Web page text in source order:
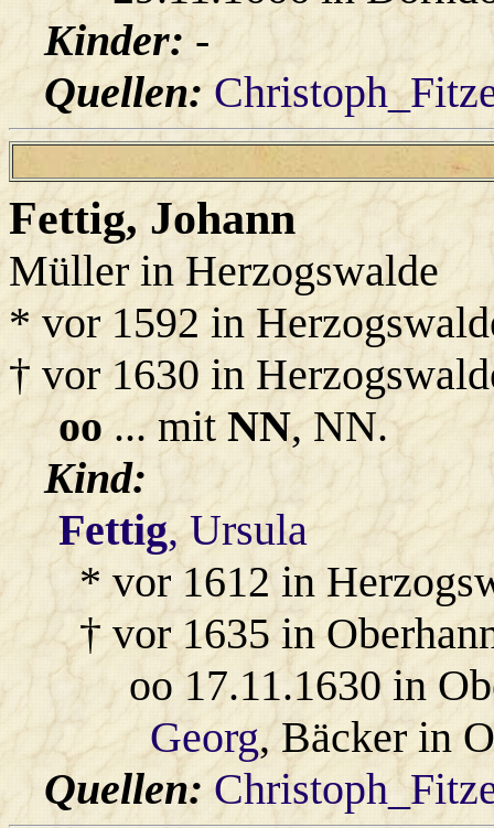
Kinder:-
Quellen:
Fettig, Johann
Müller in Herzogswalde
* vor 1592 in
† vor 1630 in
oo... mitNN, NN.
Kind:
Fettig, Ursula
* vor 1612 in
† vor 1635 in
oo 17.11.1630 in
Georg, Bäcker in
Quellen: